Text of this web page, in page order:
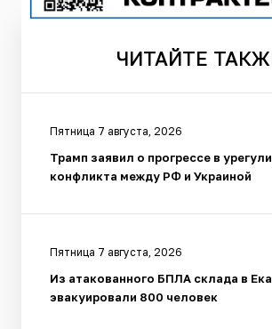
ЧИТАЙТЕ
Пятница 7 августа, 2026
Трамп заявил о прогрессе в
конфликта между РФ и Украиной
Пятница 7 августа, 2026
Из атакованного БПЛА склада в
эвакуировали 800 человек